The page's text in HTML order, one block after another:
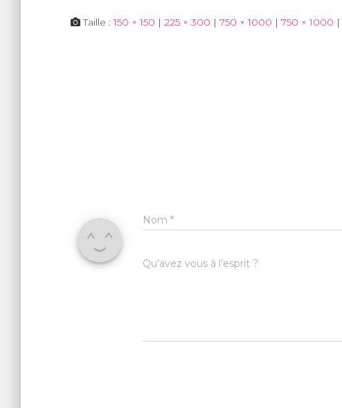
Taille :150 × 150 | 225 × 300 | 750 × 1000 | 750 × 1000 |
Nom *
Qu’avez vous à l’esprit ?